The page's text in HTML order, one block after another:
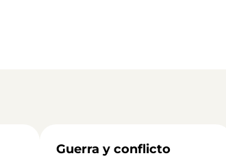
Guerra y conflicto